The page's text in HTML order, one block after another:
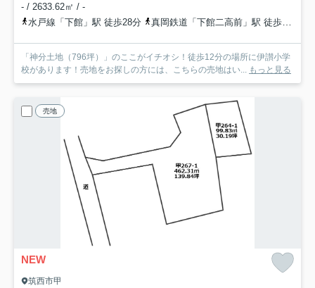
- / 2633.62㎡ / -
水戸線「下館」駅 徒歩28分
真岡鉄道「下館二高前」駅 徒歩32分
「神分土地（796坪）」のここがイチオシ！徒歩12分の場所に伊讃小学
校があります！売地をお探しの方には、こちらの売地はい... もっと見る
売地
NEW
筑西市甲